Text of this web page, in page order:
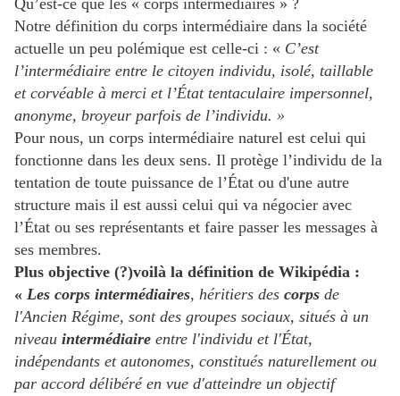
Qu’est-ce que les « corps intermédiaires » ?
Notre définition du corps intermédiaire dans la société
actuelle un peu polémique est celle-ci : « C’est
l’intermédiaire entre le citoyen individu, isolé, taillable
et corvéable à merci et l’État tentaculaire impersonnel,
anonyme, broyeur parfois de l’individu. »
Pour nous, un corps intermédiaire naturel est celui qui
fonctionne dans les deux sens. Il protège l’individu de la
tentation de toute puissance de l’État ou d'une autre
structure mais il est aussi celui qui va négocier avec
l’État ou ses représentants et faire passer les messages à
ses membres.
Plus objective (?)voilà la définition de Wikipédia :
« Les corps intermédiaires, héritiers des corps de
l'Ancien Régime, sont des groupes sociaux, situés à un
niveau intermédiaire entre l'individu et l'État,
indépendants et autonomes, constitués naturellement ou
par accord délibéré en vue d'atteindre un objectif